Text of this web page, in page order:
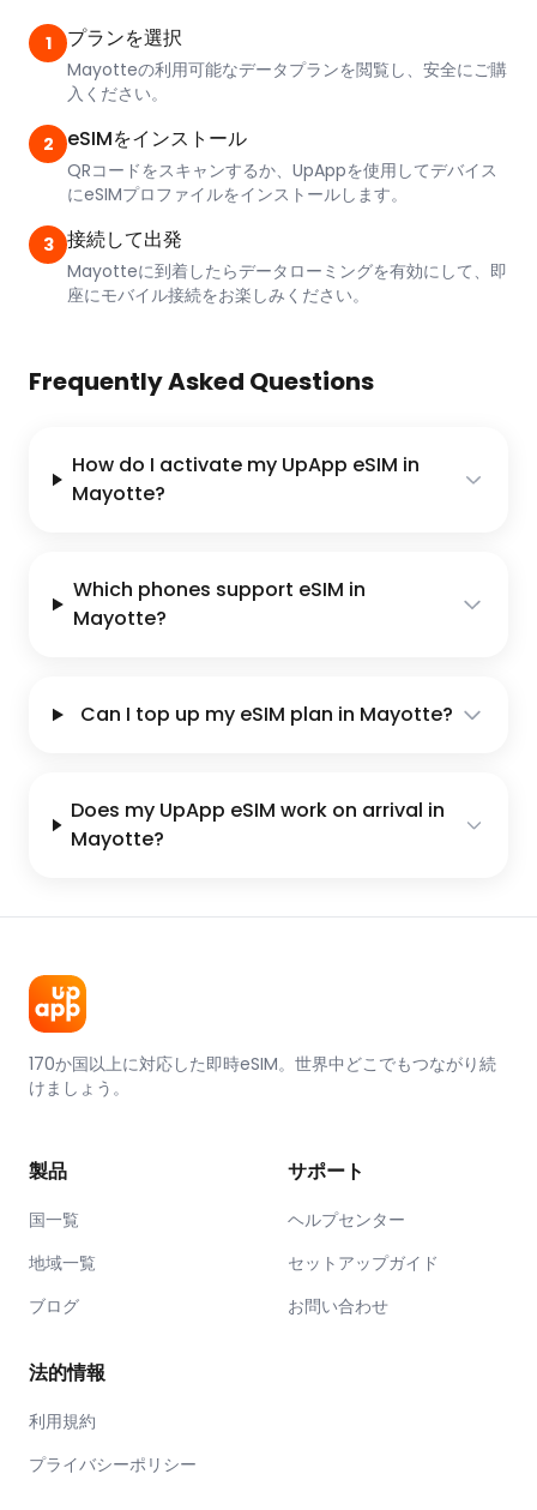
1 プランを選択
Mayotteの利用可能なデータプランを閲覧し、安全にご購
入ください。
2 eSIMをインストール
QRコードをスキャンするか、UpAppを使用してデバイス
にeSIMプロファイルをインストールします。
3 接続して出発
Mayotteに到着したらデータローミングを有効にして、即
座にモバイル接続をお楽しみください。
Frequently Asked Questions
How do I activate my UpApp eSIM in
Mayotte?
Which phones support eSIM in
Mayotte?
Can I top up my eSIM plan in Mayotte?
Does my UpApp eSIM work on arrival in
Mayotte?
170か国以上に対応した即時eSIM。世界中どこでもつながり続
けましょう。
製品
国一覧
地域一覧
ブログ
サポート
ヘルプセンター
セットアップガイド
お問い合わせ
法的情報
利用規約
プライバシーポリシー